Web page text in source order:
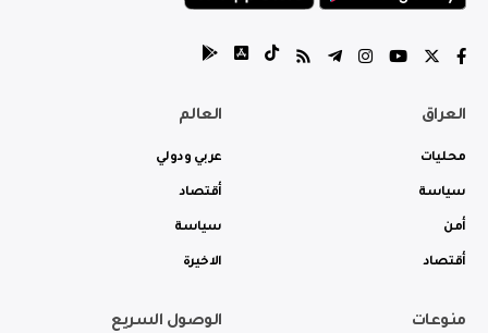
العراق
محليات
سياسة
أمن
أقتصاد
العالم
عربي ودولي
أقتصاد
سياسة
الاخيرة
منوعات الوصول السريع